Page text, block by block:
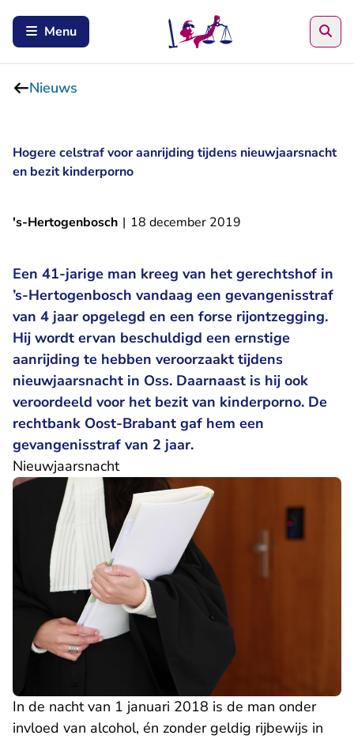
Menu
Nieuws
Hogere celstraf voor aanrijding tijdens nieuwjaarsnacht
en bezit kinderporno
's-Hertogenbosch | 18 december 2019
Een 41-jarige man kreeg van het gerechtshof in
’s-Hertogenbosch vandaag een gevangenisstraf
van 4 jaar opgelegd en een forse rijontzegging.
Hij wordt ervan beschuldigd een ernstige
aanrijding te hebben veroorzaakt tijdens
nieuwjaarsnacht in Oss. Daarnaast is hij ook
veroordeeld voor het bezit van kinderporno. De
rechtbank Oost-Brabant gaf hem een
gevangenisstraf van 2 jaar.
Nieuwjaarsnacht
In de nacht van 1 januari 2018 is de man onder
invloed van alcohol, én zonder geldig rijbewijs in